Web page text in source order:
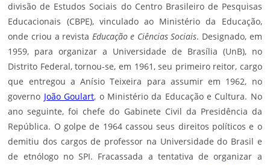
divisão de Estudos Sociais do Centro Brasileiro de Pesquisas
Educacionais (CBPE), vinculado ao Ministério da Educação,
onde criou a revista Educação e Ciências Sociais. Designado, em
1959, para organizar a Universidade de Brasília (UnB), no
Distrito Federal, tornou-se, em 1961, seu primeiro reitor, cargo
que entregou a Anísio Teixeira para assumir em 1962, no
governo João Goulart, o Ministério da Educação e Cultura. No
ano seguinte, foi chefe do Gabinete Civil da Presidência da
República. O golpe de 1964 cassou seus direitos políticos e o
demitiu dos cargos de professor na Universidade do Brasil e
de etnólogo no SPI. Fracassada a tentativa de organizar a